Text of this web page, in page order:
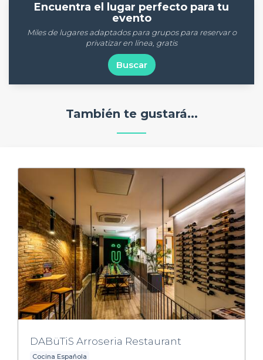
Encuentra el lugar perfecto para tu
evento
Miles de lugares adaptados para grupos para reservar o
privatizar en línea, gratis
Buscar
También te gustará...
DABüTiS Arroseria Restaurant
Cocina Española